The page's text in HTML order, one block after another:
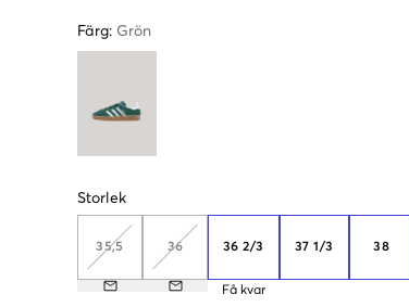
Färg: Grön
Storlek
35,5 36 36 2/3
Få kvar
37 1/3 38